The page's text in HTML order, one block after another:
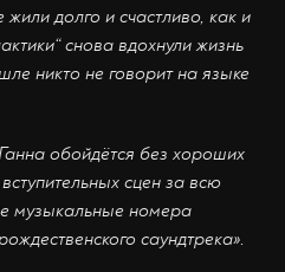
жили долго и счастливо, как и
снова вдохнули жизнь
никто не говорит на языке
обойдётся без хороших
сцен за всю
музыкальные номера
саундтрека».